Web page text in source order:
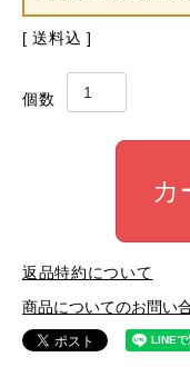
送料込
カ
返品特約について
商品についてのお問い